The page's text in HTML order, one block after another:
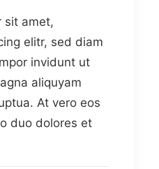
sit amet,
elitr, sed diam
invidunt ut
aliquyam
At vero eos
duo dolores et